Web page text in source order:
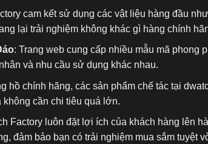
cam kết sử dụng các vật liệu hàng đầu
lại trải nghiệm không khác gì hàng chính
: Trang web cung cấp nhiều mẫu mã phong
và nhu cầu sử dụng khác nhau.
hồ chính hãng, các sản phẩm chế tác tại
cần chi tiêu quá lớn.
Factory luôn đặt lợi ích của khách hàng lên
đảm bảo bạn có trải nghiệm mua sắm tuyệt